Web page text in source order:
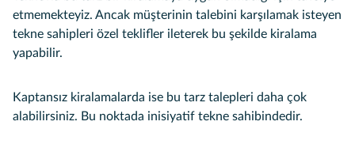
etmemekteyiz. Ancak müşterinin talebini karşılamak isteyen
tekne sahipleri özel teklifler ileterek bu şekilde kiralama
yapabilir.
Kaptansız kiralamalarda ise bu tarz talepleri daha çok
alabilirsiniz. Bu noktada inisiyatif tekne sahibindedir.